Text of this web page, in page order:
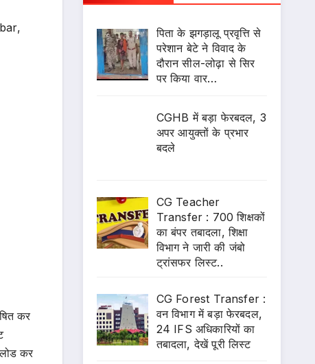
,
कर
कर
पिता के झगड़ालू प्रवृत्ति से
परेशान बेटे ने विवाद के
दौरान सील-लोढ़ा से सिर
पर किया वार…
CGHB में बड़ा फेरबदल, 3
अपर आयुक्तों के प्रभार
बदले
CG Teacher
Transfer : 700 शिक्षकों
का बंपर तबादला, शिक्षा
विभाग ने जारी की जंबो
ट्रांसफर लिस्ट..
CG Forest Transfer :
वन विभाग में बड़ा फेरबदल,
24 IFS अधिकारियों का
तबादला, देखें पूरी लिस्ट